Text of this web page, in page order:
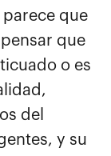
que
que
o es
del
y su